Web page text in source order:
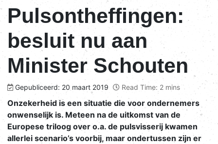
Pulsontheffingen:
besluit nu aan
Minister Schouten
Gepubliceerd: 20 maart 2019 Read Time: 2 mins
Onzekerheid is een situatie die voor ondernemers
onwenselijk is. Meteen na de uitkomst van de
Europese triloog over o.a. de pulsvisserij kwamen
allerlei scenario’s voorbij, maar ondertussen zijn er